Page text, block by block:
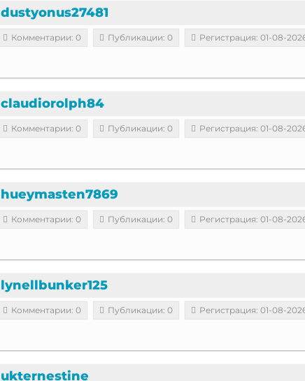
dustyonus27481
Комментарии: 0 Публикации: 0 Регистрация: 01-08-
claudiorolph84
Комментарии: 0 Публикации: 0 Регистрация: 01-08-
hueymasten7869
Комментарии: 0 Публикации: 0 Регистрация: 01-08-
lynellbunker125
Комментарии: 0 Публикации: 0 Регистрация: 01-08-
ukternestine